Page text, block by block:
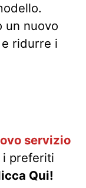
un nuovo
ridurre i
servizio
i preferiti
Qui!